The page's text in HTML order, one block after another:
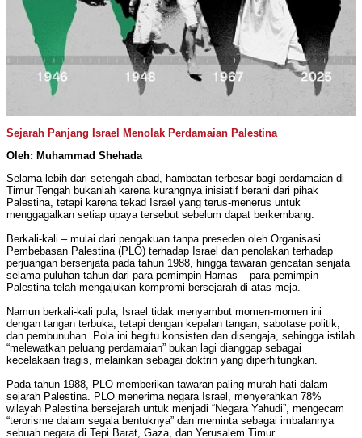
Sejarah Panjang Israel Menolak Perdamaian Palestina
Oleh: Muhammad Shehada
Selama lebih dari setengah abad, hambatan terbesar bagi perdamaian di
Timur Tengah bukanlah karena kurangnya inisiatif berani dari pihak
Palestina, tetapi karena tekad Israel yang terus-menerus untuk
menggagalkan setiap upaya tersebut sebelum dapat berkembang.
Berkali-kali – mulai dari pengakuan tanpa preseden oleh Organisasi
Pembebasan Palestina (PLO) terhadap Israel dan penolakan terhadap
perjuangan bersenjata pada tahun 1988, hingga tawaran gencatan senjata
selama puluhan tahun dari para pemimpin Hamas – para pemimpin
Palestina telah mengajukan kompromi bersejarah di atas meja.
Namun berkali-kali pula, Israel tidak menyambut momen-momen ini
dengan tangan terbuka, tetapi dengan kepalan tangan, sabotase politik,
dan pembunuhan. Pola ini begitu konsisten dan disengaja, sehingga istilah
“melewatkan peluang perdamaian” bukan lagi dianggap sebagai
kecelakaan tragis, melainkan sebagai doktrin yang diperhitungkan.
Pada tahun 1988, PLO memberikan tawaran paling murah hati dalam
sejarah Palestina. PLO menerima negara Israel, menyerahkan 78%
wilayah Palestina bersejarah untuk menjadi “Negara Yahudi”, mengecam
“terorisme dalam segala bentuknya” dan meminta sebagai imbalannya
sebuah negara di Tepi Barat, Gaza, dan Yerusalem Timur.